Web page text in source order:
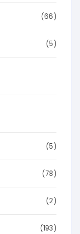
(66)
(5)
(5)
(78)
(2)
(193)